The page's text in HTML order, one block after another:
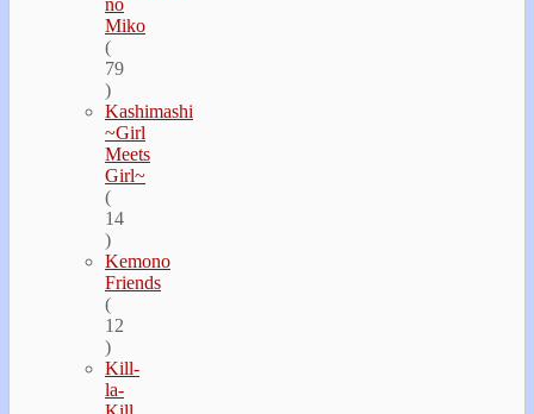
no
Miko
(
79
)
Kashimashi
~Girl
Meets
Girl~
(
14
)
Kemono
Friends
(
12
)
Kill-
la-